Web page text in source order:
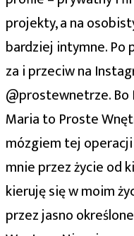
projekty, a na
bardziej intymne. Po
za i przeciw na
@prostewnetrze.
Maria to Proste
mózgiem tej
mnie przez życie od
kieruję się w moim
przez jasno